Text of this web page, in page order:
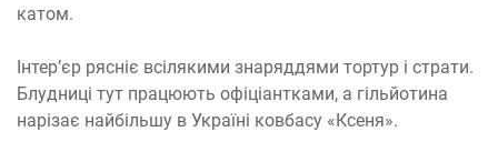
катом.
Інтер’єр рясніє всілякими знаряддями тортур і страти.
Блудниці тут працюють офіціантками, а гільйотина
нарізає найбільшу в Україні ковбасу «Ксеня».